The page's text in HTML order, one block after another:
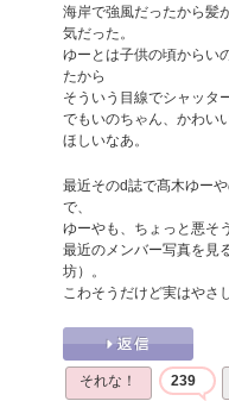
海岸で強風だったから髪
気だった。
ゆーとは子供の頃からい
たから
そういう目線でシャッタ
でもいのちゃん、かわい
ほしいなあ。
最近そのd誌で髙木ゆー
で、
ゆーやも、ちょっと悪そ
最近のメンバー写真を見
坊）。
こわそうだけど実はやさ
それな！ 239